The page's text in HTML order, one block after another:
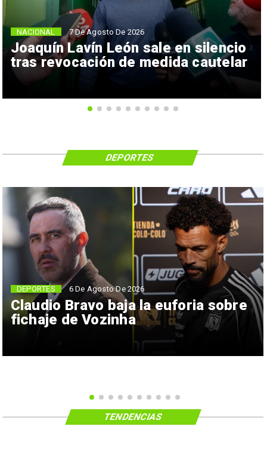
Joaquín Lavín León sale en silencio
tras revocación de medida cautelar
NACIONAL 7 De Agosto De 2026
Claudio Bravo baja la euforia sobre
fichaje de Vozinha
DEPORTES 6 De Agosto De 2026
DEPORTES
TENDENCIAS